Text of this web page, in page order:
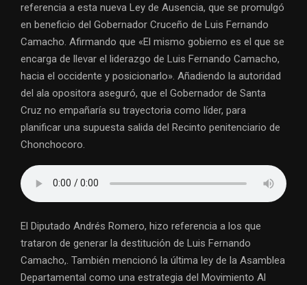
referencia a esta nueva Ley de Ausencia, que se promulgó
en beneficio del Gobernador Cruceño de Luis Fernando
Camacho. Afirmando que «El mismo gobierno es el que se
encarga de llevar el liderazgo de Luis Fernando Camacho,
hacia el occidente y posicionarlo». Añadiendo la autoridad
del ala opositora aseguró, que el Gobernador de Santa
Cruz no empañaría su trayectoria como líder, para
planificar una supuesta salida del Recinto penitenciario de
Chonchocoro.
El Diputado Andrés Romero, hizo referencia a los que
trataron de generar la destitución de Luis Fernando
Camacho,. También mencionó la última ley de la Asamblea
Departamental como una estrategia del Movimiento Al